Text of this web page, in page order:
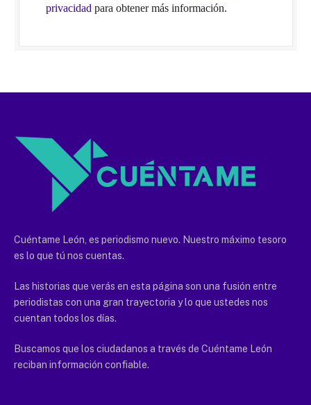
privacidad para obtener más información.
Cuéntame León, es periodismo nuevo. Nuestro máximo tesoro
es lo que tú nos cuentas.
Las historias que verás en esta página son una fusión entre
periodistas con una gran trayectoria y lo que ustedes nos
cuentan todos los días.
Buscamos que los ciudadanos a través de Cuéntame León
reciban información confiable.